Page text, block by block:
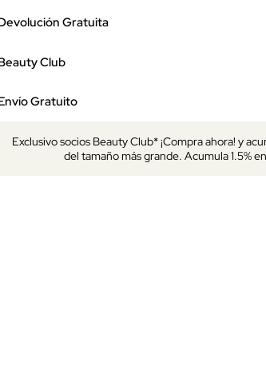
Gratuita
Club
Gratuito
Exclusivo socios Beauty Club* ¡Compra ahora! y
del tamaño más grande. Acumula 1.5%